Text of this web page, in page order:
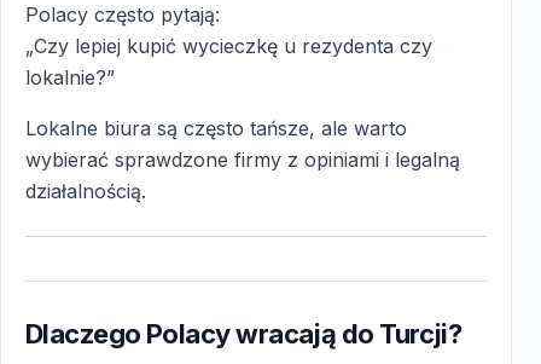
Polacy często pytają:
„Czy lepiej kupić wycieczkę u rezydenta czy
lokalnie?”
Lokalne biura są często tańsze, ale warto
wybierać sprawdzone firmy z opiniami i legalną
działalnością.
Dlaczego Polacy wracają do Turcji?